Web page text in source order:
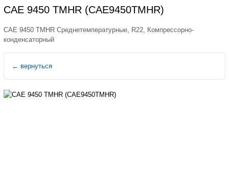
CAE 9450 TMHR (CAE9450TMHR)
CAE 9450 TMHR Среднетемпературные, R22, Компрессорно-
конденсаторный
← вернуться